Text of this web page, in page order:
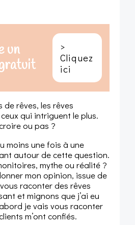
un
>
Cliquez
ici
de rêves, les rêves
qui intriguent le plus.
ou pas ?
moins une fois à une
autour de cette question.
mythe ou réalité ?
mon opinion, issue de
raconter des rêves
et mignons que j’ai eu
je vais vous raconter
m’ont confiés.